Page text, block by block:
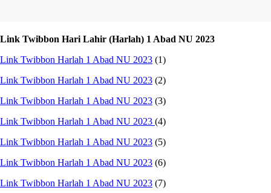
Link Twibbon Hari Lahir (Harlah) 1 Abad NU 2023
Link Twibbon Harlah 1 Abad NU 2023 (1)
Link Twibbon Harlah 1 Abad NU 2023 (2)
Link Twibbon Harlah 1 Abad NU 2023 (3)
Link Twibbon Harlah 1 Abad NU 2023 (4)
Link Twibbon Harlah 1 Abad NU 2023 (5)
Link Twibbon Harlah 1 Abad NU 2023 (6)
Link Twibbon Harlah 1 Abad NU 2023 (7)